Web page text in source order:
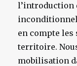
l’introduction
en compte les
territoire.
mobilisation